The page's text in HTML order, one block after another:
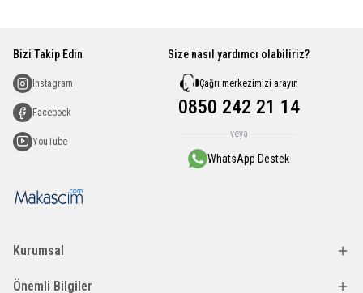
Kurumsal
Önemli Bilgiler
Bizi Takip Edin
Instagram
Facebook
YouTube
Size nasıl yardımcı olabiliriz?
Çağrı merkezimizi arayın
0850 242 21 14
veya
WhatsApp Destek